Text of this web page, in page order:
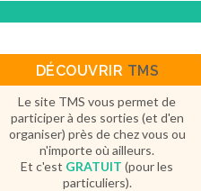
DÉCOUVRIR TMS
Le site TMS vous permet de
participer à des sorties (et d'en
organiser) près de chez vous ou
n'importe où ailleurs.
Et c'est GRATUIT (pour les
particuliers).